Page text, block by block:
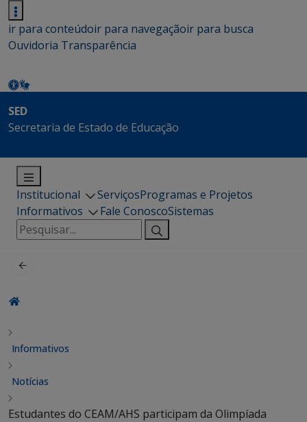
ir para conteúdoir para navegaçãoir para busca
Ouvidoria Transparência
SED
Secretaria de Estado de Educação
Institucional ServiçosProgramas e Projetos
Informativos
Fale ConoscoSistemas
Pesquisar
por:
Informativos
Notícias
Estudantes do CEAM/AHS participam da Olimpíada